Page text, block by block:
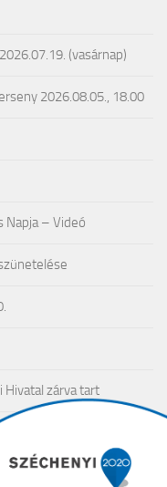
(vasárnap)
2026.08.05., 18.00
Napja – Videó
zárva tart